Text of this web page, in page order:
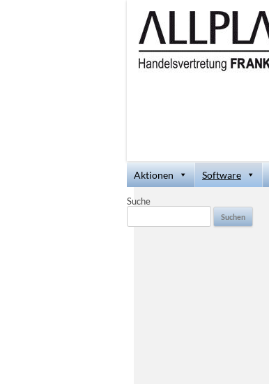
Aktionen Software
Suche
Suchen